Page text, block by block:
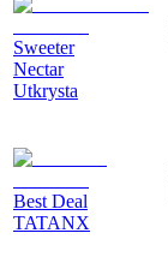
Sweeter
Nectar
Utkrysta
Best Deal
TATANX